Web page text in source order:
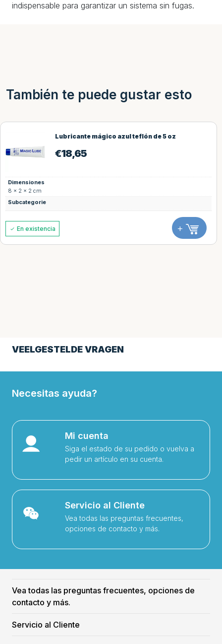
indispensable para garantizar un sistema sin fugas.
También te puede gustar esto
Lubricante mágico azul teflón de 5 oz
€18,65
Dimensiones
8 × 2 × 2 cm
Subcategorie
En existencia +
VEELGESTELDE VRAGEN
Necesitas ayuda?
Mi cuenta
Siga el estado de su pedido o vuelva a
pedir un artículo en su cuenta.
Servicio al Cliente
Vea todas las preguntas frecuentes,
opciones de contacto y más.
Vea todas las preguntas frecuentes, opciones de
contacto y más.
Servicio al Cliente